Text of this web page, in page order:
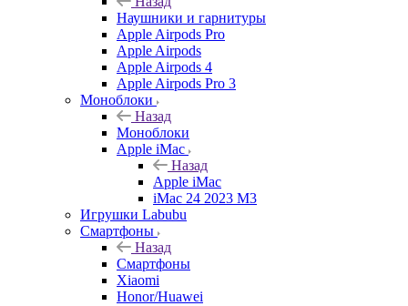
Наушники и гарнитуры
Apple Airpods Pro
Apple Airpods
Apple Airpods 4
Apple Airpods Pro 3
Моноблоки
Назад
Моноблоки
Apple iMac
Назад
Apple iMac
iMac 24 2023 M3
Игрушки Labubu
Смартфоны
Назад
Смартфоны
Xiaomi
Honor/Huawei